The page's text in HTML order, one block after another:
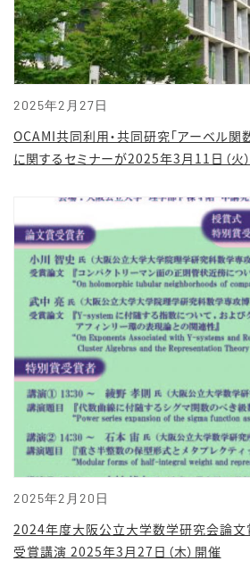
2025年2月27日
OCAMI共同利用・共同研究「アーベル関
に関するセミナーが2025年3月11日（火
2025年2月20日
2024年度大阪公立大学数学研究会論文
受賞講演 2025年3月27日（木）開催